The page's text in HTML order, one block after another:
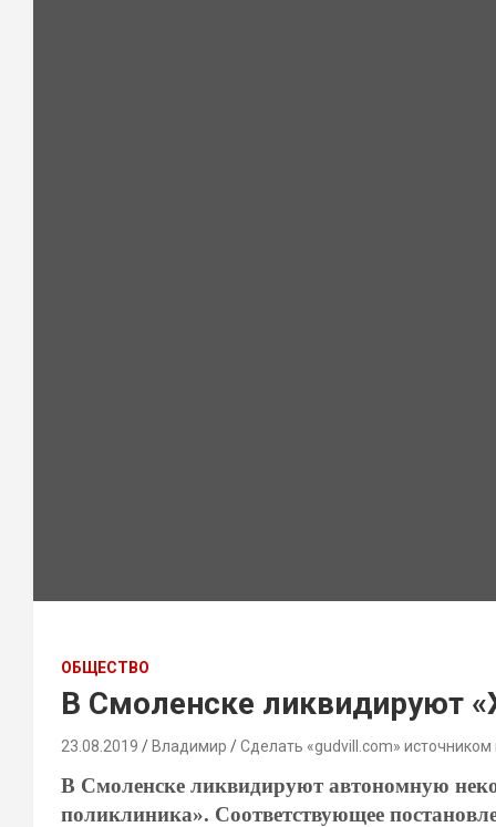
ОБЩЕСТВО
В Смоленске ликвидируют
23.08.2019 Владимир Сделать «gudvill.com» источником
В Смоленске ликвидируют автономную
поликлиника». Соответствующее